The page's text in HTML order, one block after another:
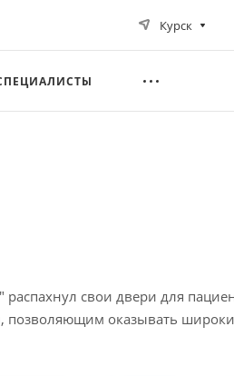
Курск
свои двери для
оказывать